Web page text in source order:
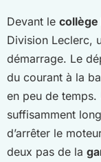
Devant le collège
Division Leclerc,
démarrage. Le
du courant à la
en peu de
suffisamment
d’arrêter le
deux pas de la